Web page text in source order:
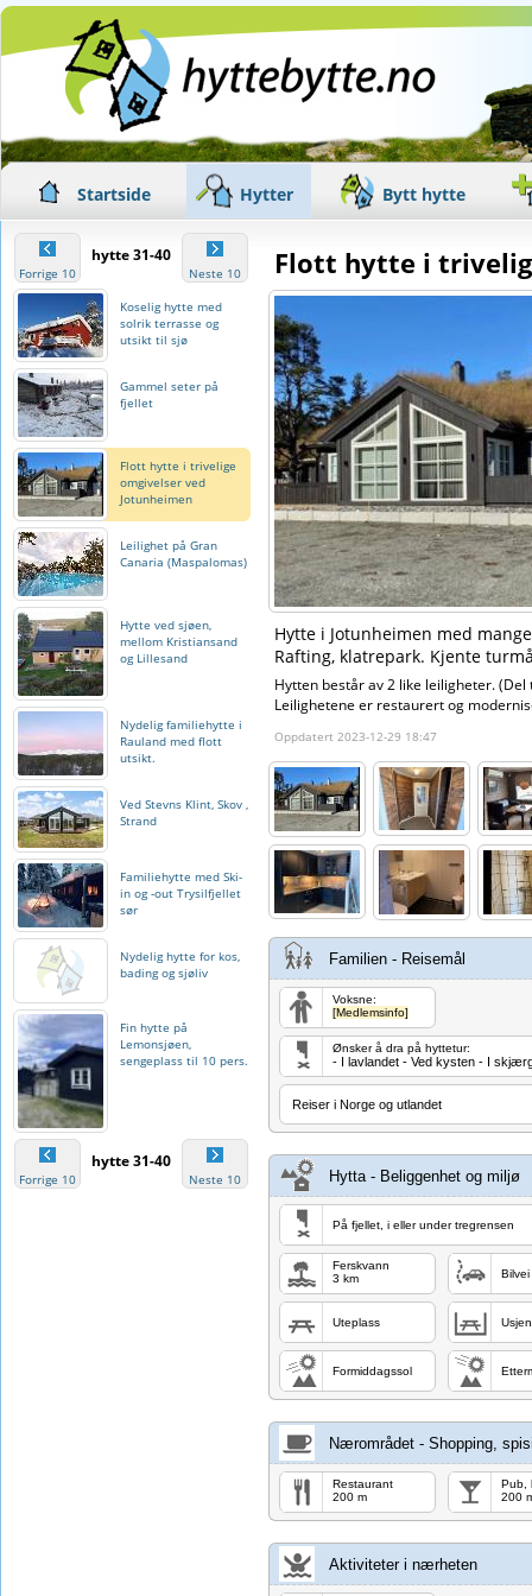
Startside Hytter Bytt hytte
Forrige 10
hytte 31-40
Neste 10
Koselig hytte med
solrik terrasse og
utsikt til sjø
Gammel seter på
fjellet
Flott hytte i trivelige
omgivelser ved
Jotunheimen
Leilighet på Gran
Canaria (Maspalomas)
Hytte ved sjøen,
mellom Kristiansand
og Lillesand
Nydelig familiehytte i
Rauland med flott
utsikt.
Ved Stevns Klint, Skov ,
Strand
Familiehytte med Ski-
in og -out Trysilfjellet
sør
Nydelig hytte for kos,
bading og sjøliv
Fin hytte på
Lemonsjøen,
sengeplass til 10 pers.
Forrige 10
hytte 31-40
Neste 10
Flott hytte i
Hytte i Jotunheimen med
Rafting, klatrepark. Kjente
Hytten består av 2 like leiligheter. (Del
Leilighetene er restaurert og
Oppdatert 2023-12-29 18:47
Familien - Reisemål
Voksne:
[Medlemsinfo]
Ønsker å dra på hyttetur:
- I lavlandet - Ved kysten - I
Reiser i Norge og utlandet
Hytta - Beliggenhet og miljø
På fjellet, i eller under tregrensen
Ferskvann
3 km
Uteplass
Formiddagssol
Nærområdet - Shopping,
Restaurant
200 m
Pub,
200
Aktiviteter i nærheten